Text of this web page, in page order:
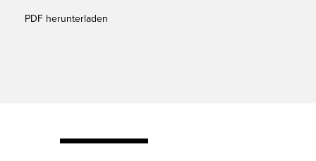
PDF herunterladen